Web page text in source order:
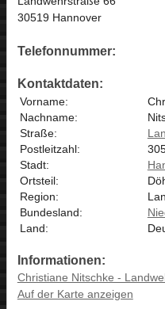
30519 Hannover
Telefonnummer:
Kontaktdaten:
Vorname:
Nachname:
Straße:
Postleitzahl:
Stadt:
Ortsteil:
Region:
Bundesland:
Land:
Informationen:
Christiane Nitschke -
Auf der Karte anzeigen